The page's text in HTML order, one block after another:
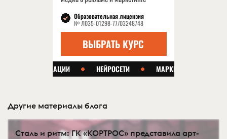
Другие материалы блога
Сталь и ритм: ГК «КОРТРОС» представила арт-